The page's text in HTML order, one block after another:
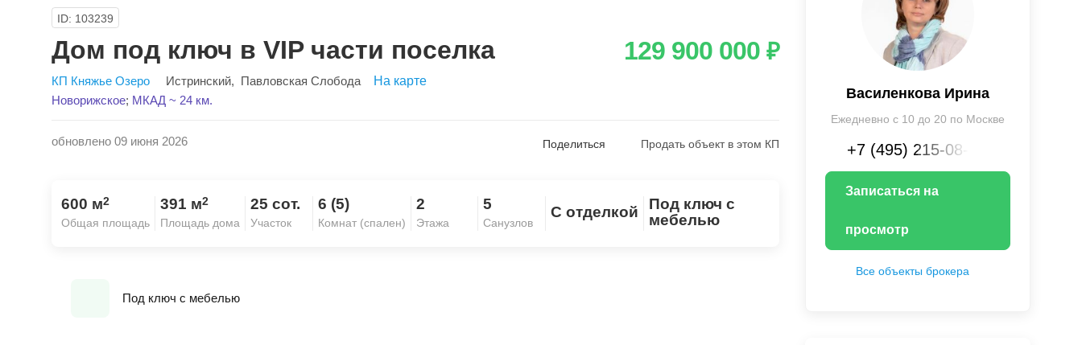
ID: 103239
Дом под ключ в VIP части поселка 129 900 000 ₽
КП Княжье Озеро Истринский, Павловская Слобода
На карте
Новорижское; МКАД ~ 24 км.
обновлено 09 июня 2026 Поделиться
Скопировать ссылку
Продать объект в этом КП
600 м2
Общая площадь
391 м2
Площадь дома
25 сот.
Участок
6 (5)
Комнат (спален)
2
Этажа
5
Санузлов
С отделкой
Под ключ с
мебелью
Под ключ с мебелью
Василенкова Ирина
Ежедневно с 10 до 20 по Москве
+7 (495) 215-08-XX
Записаться на
просмотр
Все объекты брокера